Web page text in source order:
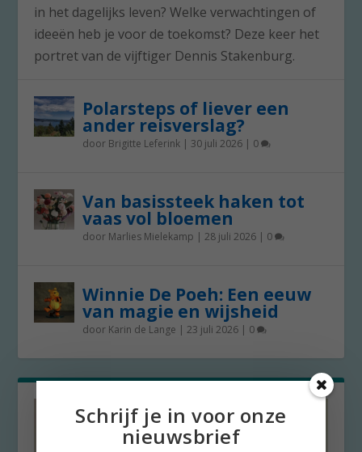
in het dagelijks leven? Welke verwachtingen of
ideeën heb je voor de toekomst? Deze keer het
portret van de vijftiger Dennis Stakenburg.
Polarsteps of liever een
ander reisverslag?
door Brigitte Leferink | 30 juli 2026 | 0
Van basissteek haken tot
vaas vol bloemen
door Marlies Mielekamp |28 juli 2026 | 0
Winnie De Poeh: Een eeuw
van magie en wijsheid
door Karin de Lange |23 juli 2026 | 0
Schrijf je in voor onze
nieuwsbrief